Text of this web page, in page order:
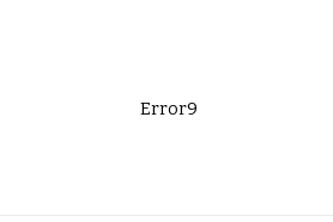
Error9